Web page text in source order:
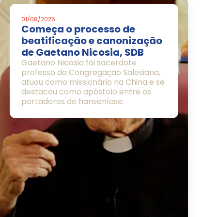
01/08/2025
Começa o processo de
beatificação e canonização
de Gaetano Nicosia, SDB
Gaetano Nicosia foi sacerdote
professo da Congregação Salesiana,
atuou como missionário na China e se
destacou como apóstolo entre os
portadores de hanseníase.